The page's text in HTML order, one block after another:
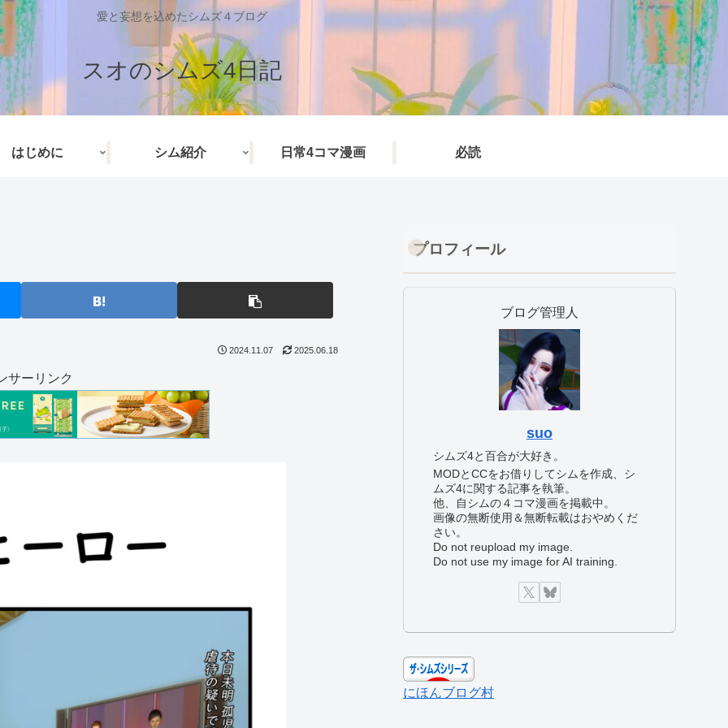
愛と妄想を込めたシムズ４ブログ
スオのシムズ4日記
はじめに シム紹介 日常4コマ漫画 必読
2024.11.07 2025.06.18
サーリンク
プロフィール
ブログ管理人
suo
シムズ4と百合が大好き。
MODとCCをお借りしてシムを作成、シ
ムズ4に関する記事を執筆。
他、自シムの４コマ漫画を掲載中。
画像の無断使用＆無断転載はおやめくだ
さい。
Do not reupload my image.
Do not use my image for AI training.
にほんブログ村